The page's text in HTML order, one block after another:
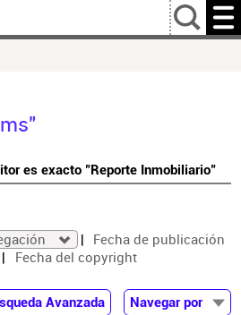
…
es exacto "Reporte Inmobiliario"
Fecha de publicación
Fecha del copyright
Avanzada
Navegar por